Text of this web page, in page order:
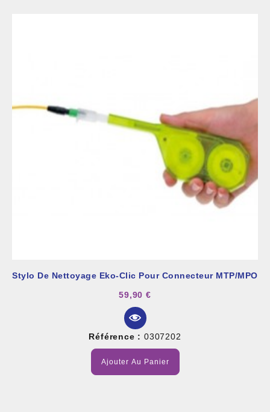
Stylo De Nettoyage Eko-Clic Pour Connecteur MTP/MPO
59,90 €
Référence : 0307202
Ajouter Au Panier